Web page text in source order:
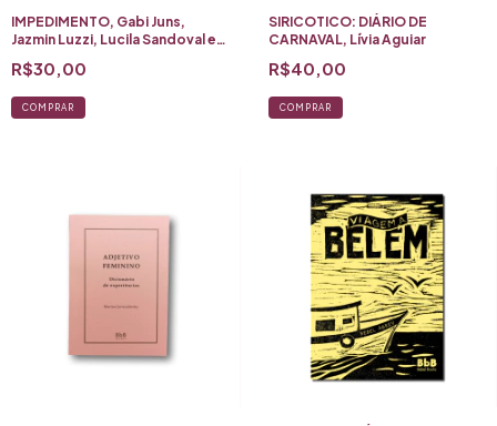
IMPEDIMENTO, Gabi Juns,
Jazmin Luzzi, Lucila Sandoval e
Adictos Gráficos
R$30,00
SIRICOTICO: DIÁRIO DE
CARNAVAL, Lívia Aguiar
R$40,00